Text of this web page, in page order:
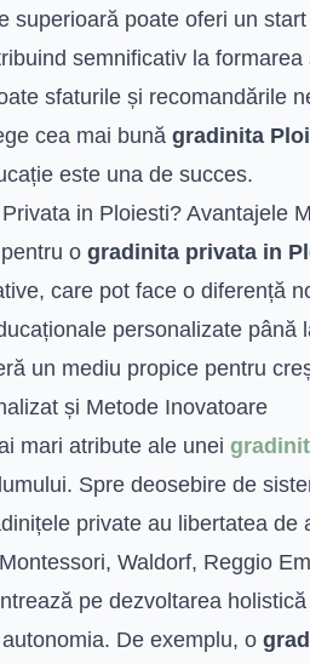
superioară poate oferi un
semnificativ la
sfaturile și recomandările
cea mai bună gradinita
este una de succes.
in Ploiesti? Avantajele
o gradinita privata in
care pot face o diferență
personalizate până
un mediu propice pentru
și Metode Inovatoare
mari atribute ale unei
Spre deosebire de
private au libertatea
Waldorf, Reggio
pe dezvoltarea
De exemplu, o